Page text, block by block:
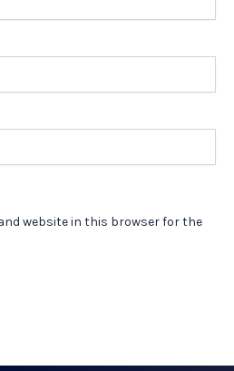
website in this browser for the